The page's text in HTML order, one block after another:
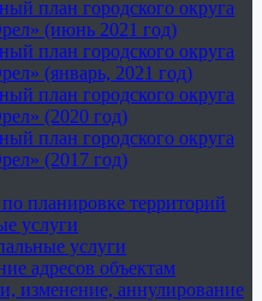
план городского округа
(июнь 2021 год)
план городского округа
(январь, 2021 год)
план городского округа
(2020 год)
план городского округа
(2017 год)
планировке территорий
услуги
услуги
адресов объектам
изменение, аннулирование